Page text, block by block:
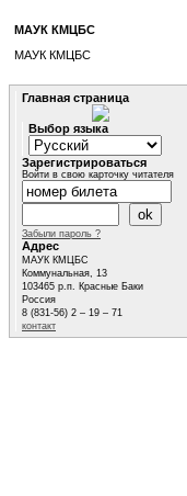
МАУК КМЦБС
МАУК КМЦБС
Главная страница
Выбор языка
Зарегистрироваться
Войти в свою карточку читателя
Забыли пароль ?
Адрес
МАУК КМЦБС
Коммунальная, 13
103465 р.п. Красные Баки
Россия
8 (831-56) 2 – 19 – 71
контакт